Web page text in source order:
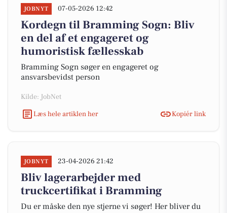
JOBNYT 07-05-2026 12:42
Kordegn til Bramming Sogn: Bliv
en del af et engageret og
humoristisk fællesskab
Bramming Sogn søger en engageret og
ansvarsbevidst person
Kilde: JobNet
Læs hele artiklen her
Kopiér link
JOBNYT 23-04-2026 21:42
Bliv lagerarbejder med
truckcertifikat i Bramming
Du er måske den nye stjerne vi søger! Her bliver du